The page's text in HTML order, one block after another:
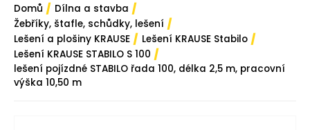
Domů / Dílna a stavba /
Žebříky, štafle, schůdky, lešení /
Lešení a plošiny KRAUSE / Lešení KRAUSE Stabilo /
Lešení KRAUSE STABILO S 100 /
lešení pojízdné STABILO řada 100, délka 2,5 m, pracovní
výška 10,50 m